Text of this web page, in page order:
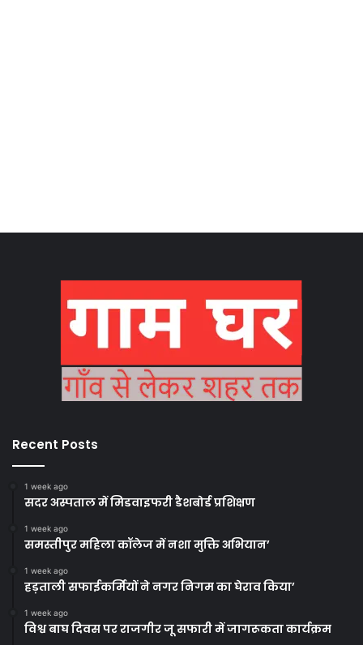
Recent Posts
1 week ago
सदर अस्पताल में मिडवाइफरी डैशबोर्ड प्रशिक्षण
1 week ago
समस्तीपुर महिला कॉलेज में नशा मुक्ति अभियान’
1 week ago
हड़ताली सफाईकर्मियों ने नगर निगम का घेराव किया’
1 week ago
विश्व बाघ दिवस पर राजगीर जू सफारी में जागरूकता कार्यक्रम